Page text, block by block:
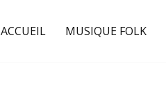
ACCUEIL MUSIQUE FOLK